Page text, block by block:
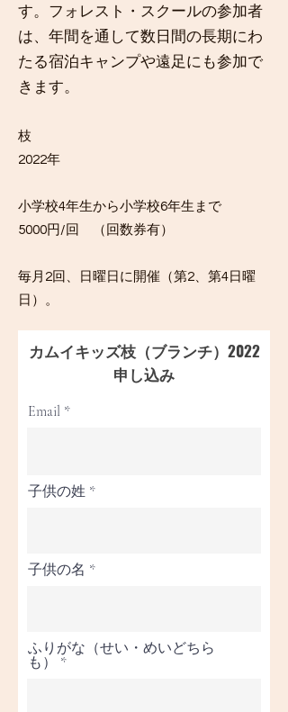
す。フォレスト・スクールの参加者
は、年間を通して数日間の長期にわ
たる宿泊キャンプや遠足にも参加で
きます。
枝
2022年
小学校4年生から小学校6年生まで
5000円/回 （回数券有）
毎月2回、日曜日に開催（第2、第4日曜
日）。
​カムイキッズ枝（ブランチ）2022
申し込み
Email
子供の姓
子供の名
ふりがな（せい・めいどちら
も）